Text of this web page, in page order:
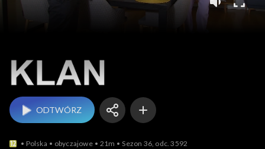
ODTWÓRZ
Polska obyczajowe 21m Sezon 36, odc. 3592